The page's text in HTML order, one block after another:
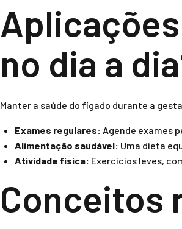
no dia a
Manter a saúde do fígado durante a
Exames regulares: Agende exames
Alimentação saudável: Uma dieta
Atividade física: Exercícios leves,
Conceitos